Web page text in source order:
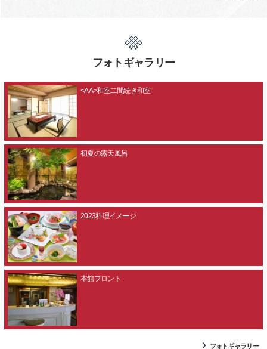
フォトギャラリー
<AA>和室二間続き和室
初夏の露天風呂
2023料理イメージ
本館フロント
フォトギャラリー